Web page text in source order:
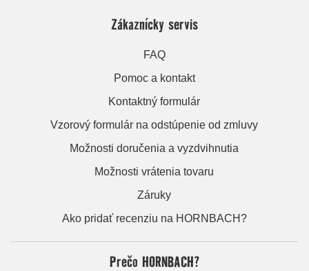
Zákaznícky servis
FAQ
Pomoc a kontakt
Kontaktný formulár
Vzorový formulár na odstúpenie od zmluvy
Možnosti doručenia a vyzdvihnutia
Možnosti vrátenia tovaru
Záruky
Ako pridať recenziu na HORNBACH?
Prečo HORNBACH?